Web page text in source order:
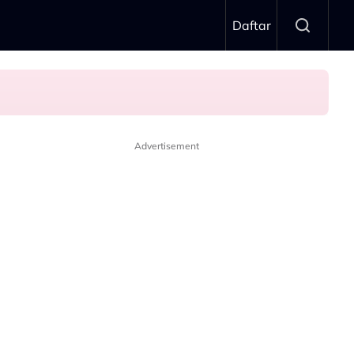
Daftar
Advertisement